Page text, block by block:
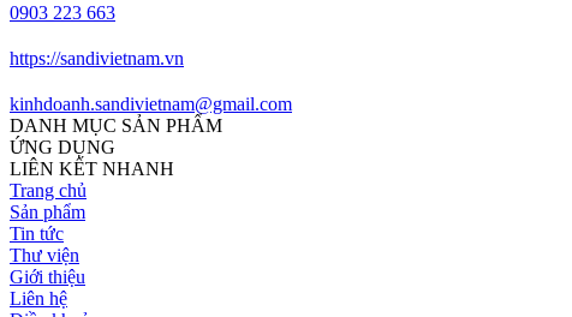
0903 223 663
https://sandivietnam.vn
kinhdoanh.sandivietnam@gmail.com
DANH MỤC SẢN PHẨM
ỨNG DỤNG
LIÊN KẾT NHANH
Trang chủ
Sản phẩm
Tin tức
Thư viện
Giới thiệu
Liên hệ